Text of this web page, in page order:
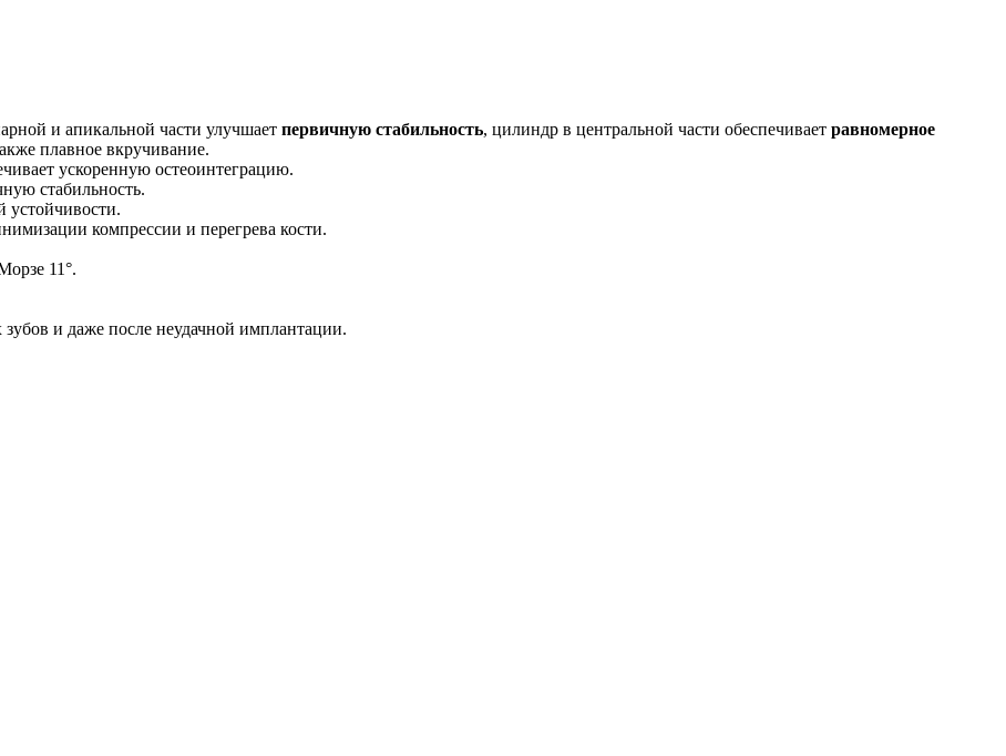
и апикальной части улучшает первичную стабильность, цилиндр в центральной части обеспечивает равномерное
плавное вкручивание.
ускоренную остеоинтеграцию.
стабильность.
устойчивости.
компрессии и перегрева кости.
11°.
и даже после неудачной имплантации.